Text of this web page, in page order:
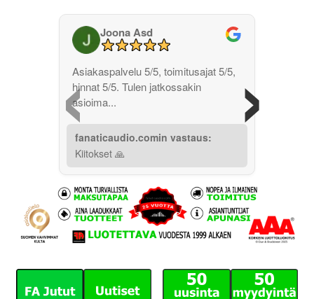
‹
Joona Asd
Asiakaspalvelu 5/5, toimitusajat 5/5,
hinnat 5/5. Tulen jatkossakin
asioima...
fanaticaudio.comin vastaus:
Kiitokset 🙏
›